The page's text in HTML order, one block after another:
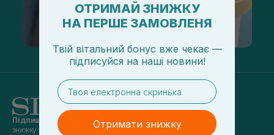
Підпишись на наші новинита отримуй
знижку 5% на перше замовлення
ОТРИМАЙ ЗНИЖКУ
НА ПЕРШЕ ЗАМОВЛЕНЯ
Твій вітальний бонус вже чекає —
підписуйся на наші новини!
email
Отримати знижку